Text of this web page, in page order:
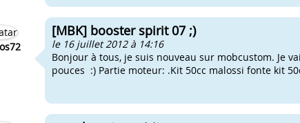
[MBK] booster spirit 07 ;)
le 16 juillet 2012 à 14:16
Bonjour à tous, je suis nouveau sur mobcustom. Je
pouces :) Partie moteur: .Kit 50cc malossi fonte kit